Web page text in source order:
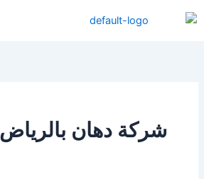
إلى
شركة دهان بالرياض